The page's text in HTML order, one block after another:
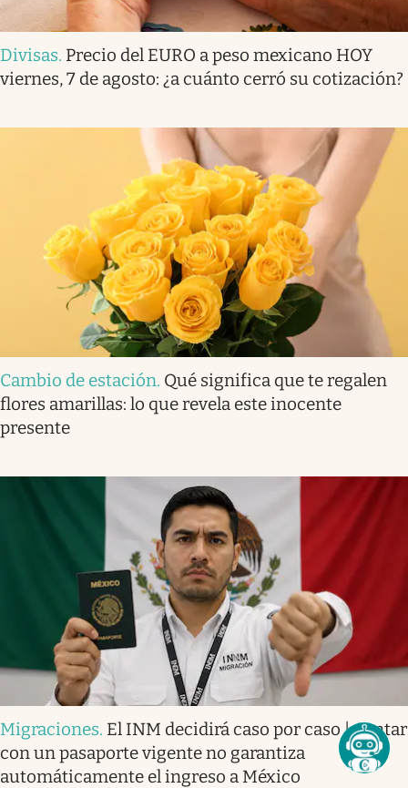
Divisas. Precio del EURO a peso mexicano HOY
viernes, 7 de agosto: ¿a cuánto cerró su cotización?
Cambio de estación. Qué significa que te regalen
flores amarillas: lo que revela este inocente
presente
Migraciones. El INM decidirá caso por caso | Contar
con un pasaporte vigente no garantiza
automáticamente el ingreso a México